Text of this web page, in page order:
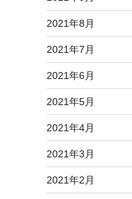
2021年8月
2021年7月
2021年6月
2021年5月
2021年4月
2021年3月
2021年2月